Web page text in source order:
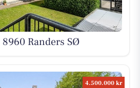
Randers SØ
4.500.000 kr